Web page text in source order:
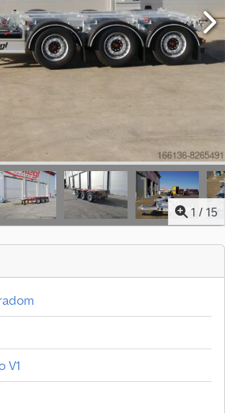
1 / 15
V1